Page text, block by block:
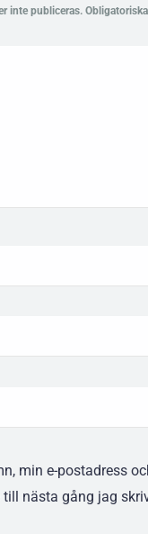
inte publiceras.
min e-postadress
nästa gång jag